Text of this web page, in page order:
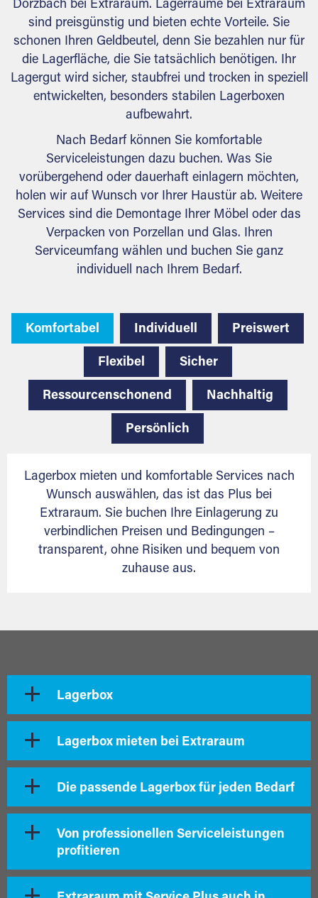
Dörzbach bei Extraraum. Lagerräume bei Extraraum
sind preisgünstig und bieten echte Vorteile. Sie
schonen Ihren Geldbeutel, denn Sie bezahlen nur für
die Lagerfläche, die Sie tatsächlich benötigen. Ihr
Lagergut wird sicher, staubfrei und trocken in speziell
entwickelten, besonders stabilen Lagerboxen
aufbewahrt.
Nach Bedarf können Sie komfortable
Serviceleistungen dazu buchen. Was Sie
vorübergehend oder dauerhaft einlagern möchten,
holen wir auf Wunsch vor Ihrer Haustür ab. Weitere
Services sind die Demontage Ihrer Möbel oder das
Verpacken von Porzellan und Glas. Ihren
Serviceumfang wählen und buchen Sie ganz
individuell nach Ihrem Bedarf.
Komfortabel Individuell Preiswert
Flexibel Sicher
Ressourcenschonend Nachhaltig
Persönlich
Lagerbox mieten und komfortable Services nach
Wunsch auswählen, das ist das Plus bei
Extraraum. Sie buchen Ihre Einlagerung zu
verbindlichen Preisen und Bedingungen –
transparent, ohne Risiken und bequem von
zuhause aus.
Lagerbox
Lagerbox mieten bei Extraraum
Die passende Lagerbox für jeden Bedarf
Von professionellen Serviceleistungen
profitieren